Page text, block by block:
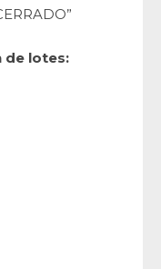
de lotes: